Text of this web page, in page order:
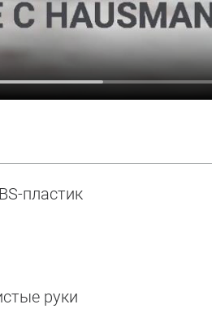
пластик
руки